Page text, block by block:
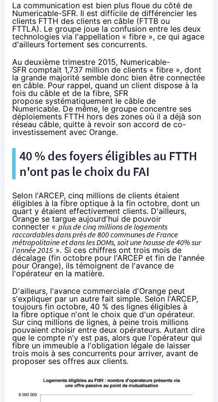
La communication est bien plus floue du côté de
Numericable-SFR. Il est difficile de différencier les
clients FTTH des clients en câble (FTTB ou
FTTLA). Le groupe joue la confusion entre les deux
technologies via l'appellation « fibre », ce qui agace
d'ailleurs fortement ses concurrents.
Au deuxième trimestre 2015, Numericable-
SFR comptait 1,737 million de clients « fibre », dont
la grande majorité semble donc bien être connectée
en câble. Pour rappel, quand un client dispose à la
fois du câble et de la fibre, SFR
propose systématiquement le câble de
Numericable. De même, le groupe concentre ses
déploiements FTTH hors des zones où il a déjà son
réseau câble, quitte à revoir son accord de co-
investissement avec Orange.
40 % des foyers éligibles au FTTH
n'ont pas le choix du FAI
Selon l'ARCEP, cinq millions de clients étaient
éligibles à la fibre optique à la fin octobre, dont un
quart y étaient effectivement clients. D'ailleurs,
Orange se targue aujourd'hui de pouvoir
connecter « plus de cinq millions de logements
raccordables dans près de 800 communes de France
métropolitaine et dans les DOMs, soit une hausse de 40% sur
l’année 2015 ». Si ces chiffres ont trois mois de
décalage (fin octobre pour l'ARCEP et fin de l'année
pour Orange), ils témoignent de l'avance de
l'opérateur en la matière.
D'ailleurs, l'avance commerciale d'Orange peut
s'expliquer par un autre fait simple. Selon l'ARCEP,
toujours fin octobre, 40 % des lignes éligibles à
la fibre optique n'ont le choix que d'un opérateur.
Sur cinq millions de lignes, à peine trois millions
pouvaient choisir entre deux opérateurs. Autant dire
que le compte n'y est pas, alors que l'opérateur qui
fibre un immeuble a l'obligation légale de laisser
trois mois à ses concurrents pour arriver, avant de
proposer ses offres aux clients.